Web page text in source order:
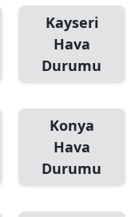
Kayseri
Hava
Durumu
Konya
Hava
Durumu